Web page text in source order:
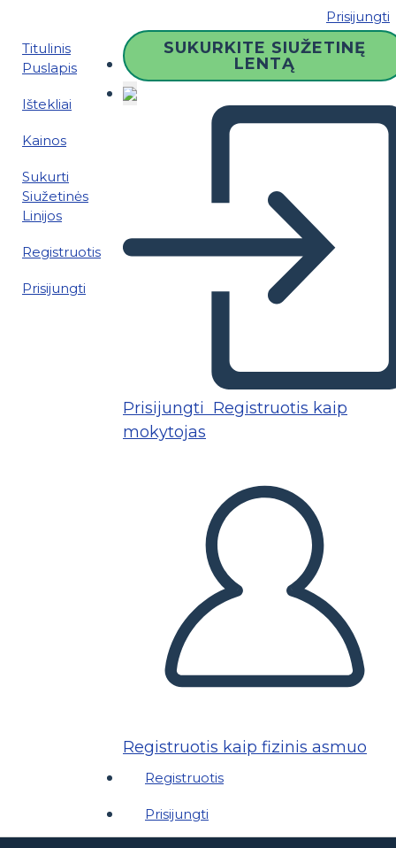
Prisijungti
Titulinis
Puslapis
Ištekliai
Kainos
Sukurti
Siužetinės
Linijos
Registruotis
Prisijungti
SUKURKITE SIUŽETINĘ
LENTĄ
Prisijungti Registruotis kaip
mokytojas
Registruotis kaip fizinis asmuo
Registruotis
Prisijungti